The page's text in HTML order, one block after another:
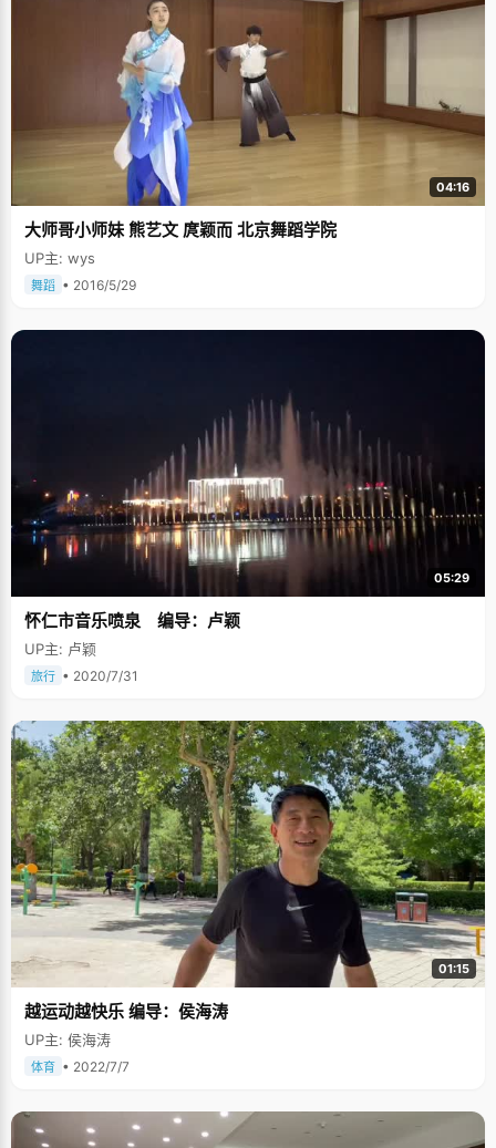
04:16
大师哥小师妹 熊艺文 庹颖而 北京舞蹈学院
UP主: wys
舞蹈 • 2016/5/29
05:29
怀仁市音乐喷泉 编导：卢颖
UP主: 卢颖
旅行 • 2020/7/31
01:15
越运动越快乐 编导：侯海涛
UP主: 侯海涛
体育 • 2022/7/7